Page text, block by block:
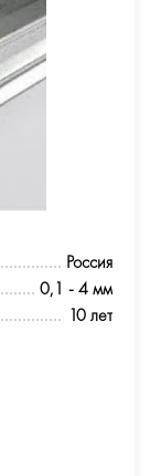
Россия
0,1 - 4 мм
10 лет